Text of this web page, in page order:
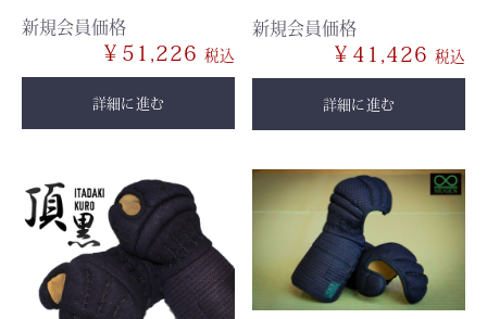
新規会員価格
￥51,226
詳細に進む
新規会員価格
￥41,426
詳細に進む